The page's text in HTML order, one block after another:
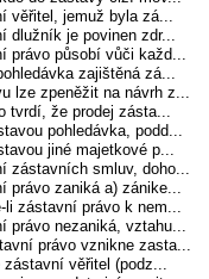
věřitel, jemuž byla zá...
dlužník je povinen zdr...
právo působí vůči každ...
zajištěná zá...
lze zpeněžit na návrh z...
tvrdí, že prodej zásta...
pohledávka, podd...
jiné majetkové p...
zástavních smluv, doho...
právo zaniká a) zánike...
li zástavní právo k nem...
právo nezaniká, vztahu...
právo vznikne zasta...
věřitel (podz...